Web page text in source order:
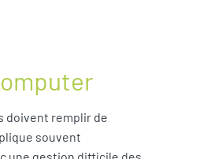
doivent remplir de
souvent